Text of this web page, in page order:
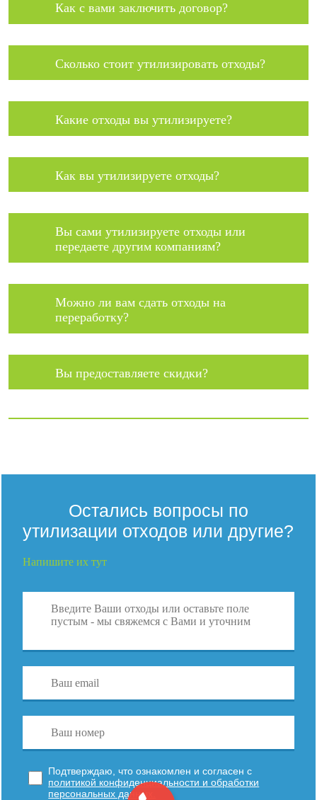
Как с вами заключить договор?
Сколько стоит утилизировать отходы?
Какие отходы вы утилизируете?
Как вы утилизируете отходы?
Вы сами утилизируете отходы или
передаете другим компаниям?
Можно ли вам сдать отходы на
переработку?
Вы предоставляете скидки?
Остались вопросы по
утилизации отходов или другие?
Напишите их тут
Подтверждаю, что ознакомлен и согласен с
политикой конфиденциальности и обработки
персональных данных.